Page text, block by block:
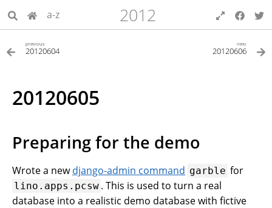
a-z 2012
previous
20120604
next
20120606
20120605
Preparing for the demo
Wrote a newdjango-admin command garble for
lino.apps.pcsw . This is used to turn a real
database into a realistic demo database with fictive